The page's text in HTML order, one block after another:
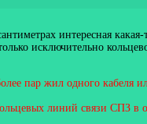
интересная
исключительно
пар жил одного кабеля
линий связи СПЗ